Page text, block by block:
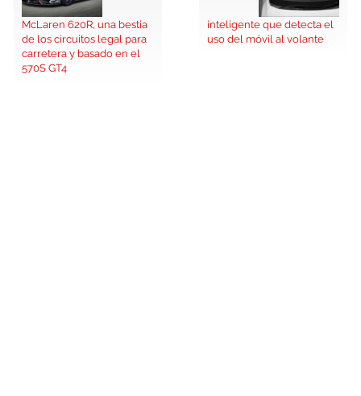
McLaren 620R, una bestia
de los circuitos legal para
carretera y basado en el
570S GT4
inteligente que detecta el
uso del móvil al volante